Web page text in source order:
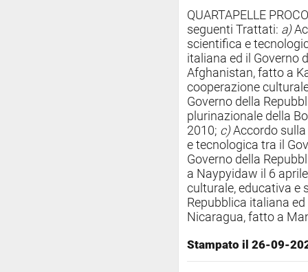
QUARTAPELLE
seguenti Trattati: a)
scientifica e
italiana ed il Governo
Afghanistan, fatto a
cooperazione
Governo della
plurinazionale della
2010; c)Accordo sulla
e tecnologica tra il
Governo della
a Naypyidaw il 6
culturale, educativa e
Repubblica italiana
Nicaragua, fatto a
Stampato il 26-09-